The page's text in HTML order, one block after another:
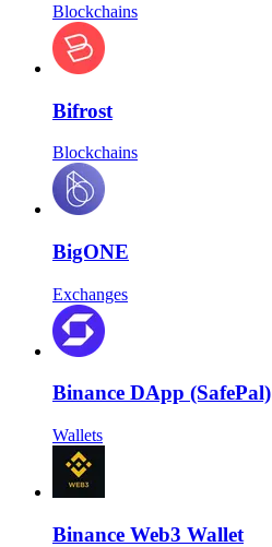
Blockchains
Bifrost
Blockchains
BigONE
Exchanges
Binance DApp (SafePal)
Wallets
Binance Web3 Wallet